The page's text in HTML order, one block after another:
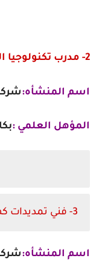
2- مدرب تكنولوجيا المعلومات IT Trainer
اسم المنشأه:
المؤهل العلمي :
3- فني تمديدات كهربائيه
اسم المنشأه: